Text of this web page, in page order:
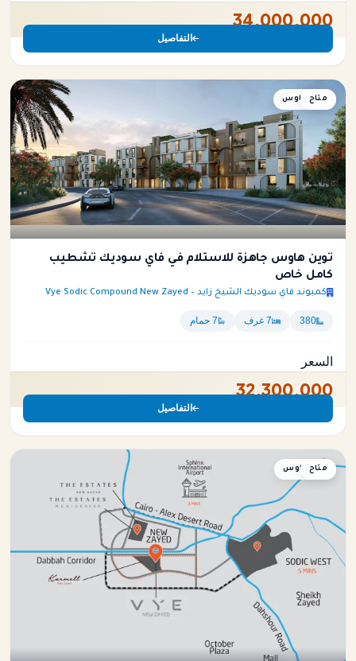
34,000,000
التفاصيل
توين هاوس
متاح
توين هاوس جاهزة للاستلام في فاي سوديك تشطيب
كامل خاص
كمبوند فاي سوديك الشيخ زايد – Vye Sodic Compound New Zayed
380 7 غرف 7 حمام
السعر
32,300,000
التفاصيل
تاون هاوس
متاح